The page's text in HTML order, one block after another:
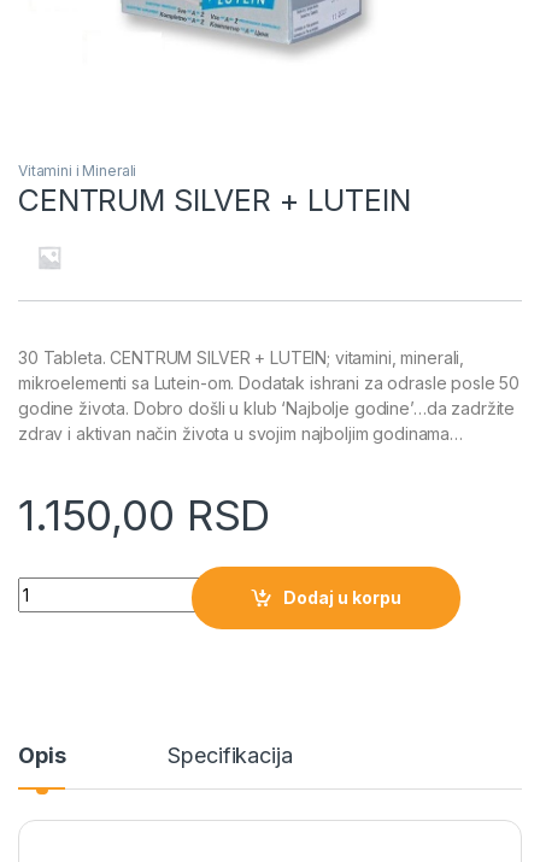
Vitamini i Minerali
CENTRUM SILVER + LUTEIN
30 Tableta. CENTRUM SILVER + LUTEIN; vitamini, minerali,
mikroelementi sa Lutein-om. Dodatak ishrani za odrasle posle 50
godine života. Dobro došli u klub ‘Najbolje godine’…da zadržite
zdrav i aktivan način života u svojim najboljim godinama…
1.150,00 RSD
Quantity
Dodaj u korpu
Opis Specifikacija